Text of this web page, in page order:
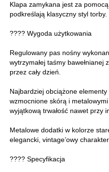
Klapa zamykana jest za
podkreślają klasyczny styl torby.
???? Wygoda użytkowania
Regulowany pas nośny
wytrzymałej taśmy bawełnianej
przez cały dzień.
Najbardziej obciążone
wzmocnione skórą i
wyjątkową trwałość nawet przy
Metalowe dodatki w kolorze
elegancki, vintage’owy
???? Specyfikacja